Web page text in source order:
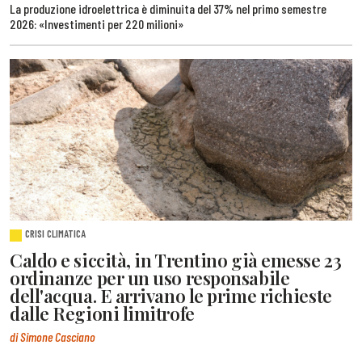
La produzione idroelettrica è diminuita del 37% nel primo semestre
2026: «Investimenti per 220 milioni»
CRISI CLIMATICA
Caldo e siccità, in Trentino già emesse 23
ordinanze per un uso responsabile
dell'acqua. E arrivano le prime richieste
dalle Regioni limitrofe
di Simone Casciano